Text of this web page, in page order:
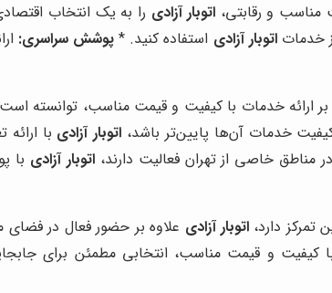
مناسب و رقابتی، اتوبار آزادی را به یک انتخاب
خدماتاتوبار آزادی استفاده کنید. * پوشش سراسری:
بر ارائه خدمات با کیفیت و قیمت مناسب،
خدمات آن‌ها پایین‌تر باشد، اتوبار آزادی با
مناطق خاصی از تهران فعالیت دارند،اتوبار آزادی با
تمرکز دارد،اتوبار آزادی علاوه بر حضور فعال در فضای
کیفیت و قیمت مناسب، انتخابی مطمئن برای